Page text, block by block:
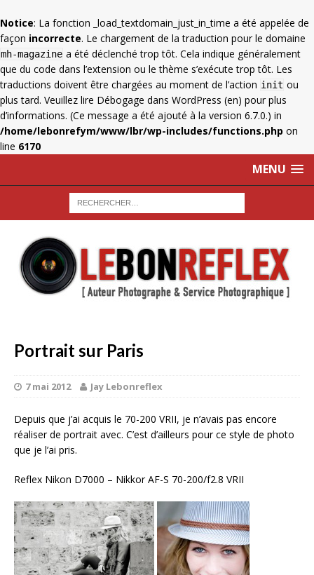
Notice: La fonction _load_textdomain_just_in_time a été appelée de
façon incorrecte. Le chargement de la traduction pour le domaine
mh-magazine a été déclenché trop tôt. Cela indique généralement
que du code dans l’extension ou le thème s’exécute trop tôt. Les
traductions doivent être chargées au moment de l’action init ou
plus tard. Veuillez lire Débogage dans WordPress (en) pour plus
d’informations. (Ce message a été ajouté à la version 6.7.0.) in
/home/lebonrefym/www/lbr/wp-includes/functions.php on
line 6170
MENU
Portrait sur Paris
7 mai 2012 Jay Lebonreflex
Depuis que j’ai acquis le 70-200 VRII, je n’avais pas encore
réaliser de portrait avec. C’est d’ailleurs pour ce style de photo
que je l’ai pris.
Reflex Nikon D7000 – Nikkor AF-S 70-200/f2.8 VRII